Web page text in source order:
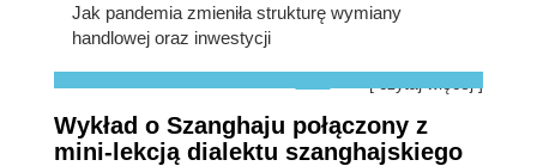
Jak pandemia zmieniła strukturę wymiany
handlowej oraz inwestycji
Wykład o Szanghaju połączony z
mini-lekcją dialektu szanghajskiego